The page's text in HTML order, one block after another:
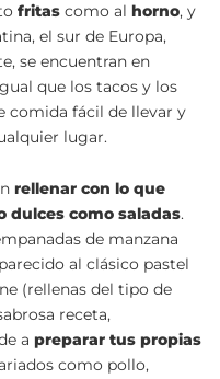
fritas como alhorno, y
el sur de Europa,
se encuentran en
que los tacos y los
comida fácil de llevar y
lugar.
rellenar con lo que
dulces como saladas.
de manzana
al clásico pastel
(rellenas del tipo de
receta,
apreparar tus propias
como pollo,